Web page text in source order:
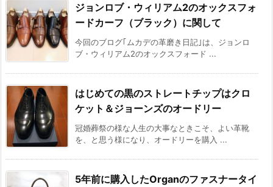
ジョンロブ・ウィリアム2のオックスフォ
ードカーフ（ブラック）に関して
今回のブログ｢ムカデの革磨き日記｣は、ジョンロ
ブ・ウィリアム2のオックスフォード ...
はじめての黒のストレートチップはクロ
ケット＆ジョーンズのオードリー
冠婚葬祭の様な人生の大事なときこそ、よい革靴
を、と思う様になり、オードリーを購入 ...
5年前に購入したOrganのファスナータイ